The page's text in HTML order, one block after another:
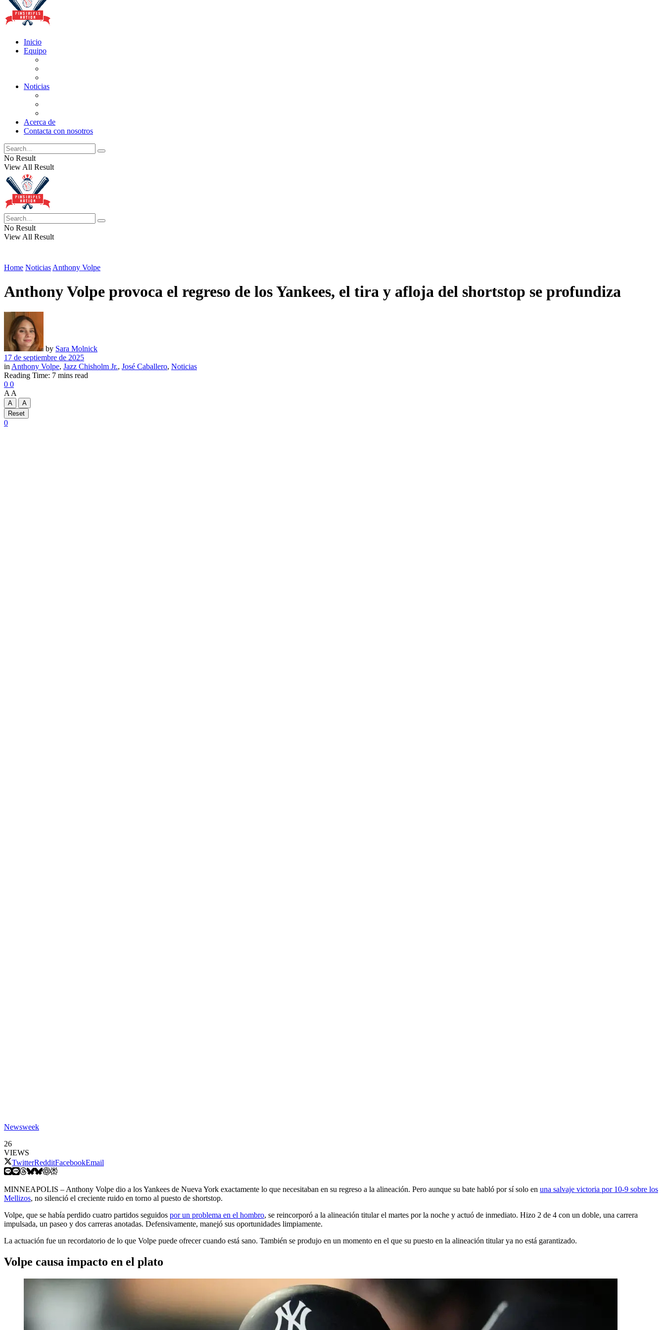
to
Inicio
Equipo
Noticias
Acerca de
Contacta con nosotros
No Result
View All Result
No Result
View All Result
Home Noticias Anthony Volpe
Anthony Volpe provoca el regreso de los Yankees, el tira y afloja del shortstop se profundiza
by Sara Molnick
17 de septiembre de 2025
in Anthony Volpe, Jazz Chisholm Jr., José Caballero, Noticias
Reading Time: 7 mins read
0 0
A A
A
A
Reset
0
Newsweek
26
VIEWS
TwitterRedditFacebookEmail
MINNEAPOLIS – Anthony Volpe dio a los Yankees de Nueva York exactamente lo que necesitaban en su regreso a la alineación. Pero aunque su bate habló por sí solo en una salvaje victoria por 10-9 sobre los
Mellizos, no silenció el creciente ruido en torno al puesto de shortstop.
Volpe, que se había perdido cuatro partidos seguidos por un problema en el hombro, se reincorporó a la alineación titular el martes por la noche y actuó de inmediato. Hizo 2 de 4 con un doble, una carrera
impulsada, un paseo y dos carreras anotadas. Defensivamente, manejó sus oportunidades limpiamente.
La actuación fue un recordatorio de lo que Volpe puede ofrecer cuando está sano. También se produjo en un momento en el que su puesto en la alineación titular ya no está garantizado.
Volpe causa impacto en el plato